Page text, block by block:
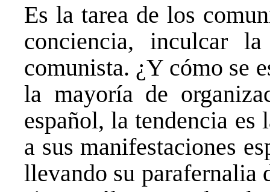
Es la tarea de los
conciencia, inculcar
comunista. ¿Y cómo se
la mayoría de
español, la tendencia es
a sus manifestaciones
llevando su parafernalia